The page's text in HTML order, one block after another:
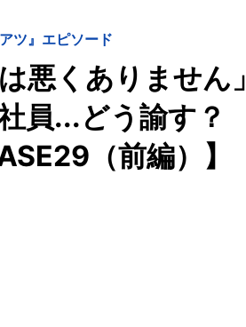
ツ』エピソード
悪くありません」
員...どう諭す？
（前編）】